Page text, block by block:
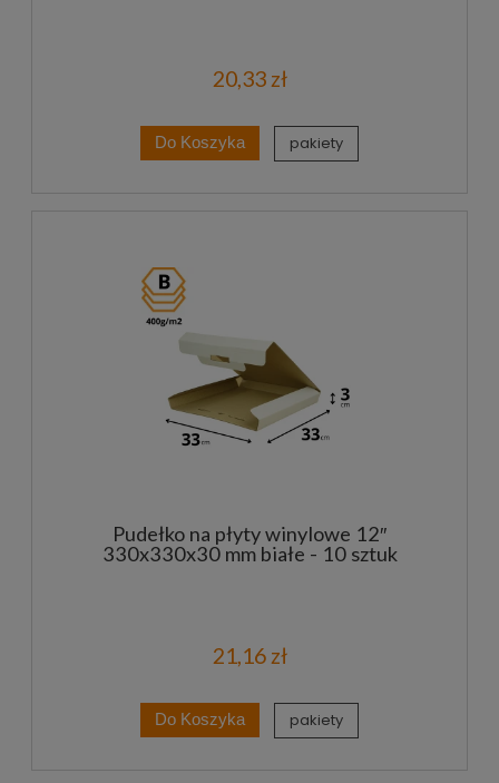
20,33 zł
Do Koszyka pakiety
Pudełko na płyty winylowe 12″
330x330x30 mm białe - 10 sztuk
21,16 zł
Do Koszyka pakiety